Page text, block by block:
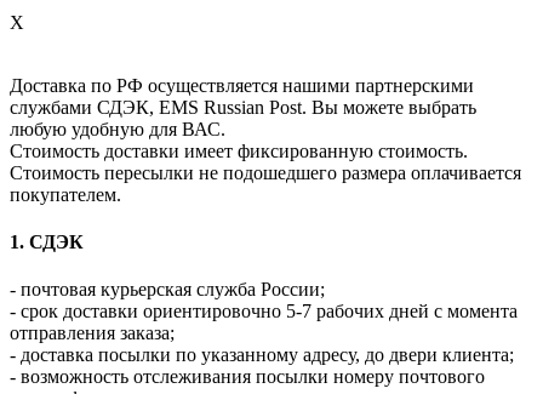
X
Доставка по РФ осуществляется нашими партнерскими
службами СДЭК, EMS Russian Post. Вы можете выбрать
любую удобную для ВАС.
Стоимость доставки имеет фиксированную стоимость.
Стоимость пересылки не подошедшего размера оплачивается
покупателем.
1. СДЭК
- почтовая курьерская служба России;
- срок доставки ориентировочно 5-7 рабочих дней с момента
отправления заказа;
- доставка посылки по указанному адресу, до двери клиента;
- возможность отслеживания посылки номеру почтового